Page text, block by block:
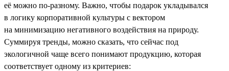
её можно по-разному. Важно, чтобы подарок укладывался
в логику корпоративной культуры с вектором
на минимизацию негативного воздействия на природу.
Суммируя тренды, можно сказать, что сейчас под
экологичной чаще всего понимают продукцию, которая
соответствует одному из критериев: